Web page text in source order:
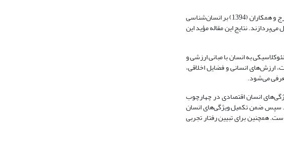
زراء‌نژاد (1392) در خصوص ضرورت بومی‌سازی و نوین‌سازی آموزش اقتصاد، با محوریت آموزش اقتصاد خرد، بحث و بررسی می‌کند. پورفرج و همکاران (1394) بر انسان‌شناسی
نتایج این مقاله مؤید این
به انسان با مبانی ارزشی و
ارزش‌های انسانی و فضایل اخلاقی،
می‌شود.
انسان اقتصادی در چهارچوب
سپس ضمن تکمیل ویژگی‌های انسان
همچنین برای تبیین رفتار تجربی